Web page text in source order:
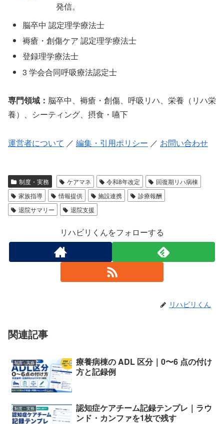
発信。
脳卒中 認定理学療法士
褥瘡・創傷ケア 認定理学療法士
登録理学療法士
3 学会合同呼吸療法認定士
専門領域： 脳卒中、褥瘡・創傷、呼吸リハ、栄養（リハ栄
養）、シーティング、摂食・嚥下
運営者について ／ 編集・引用ポリシー ／ お問い合わせ
制度・実務 ケアマネ 令和8年改定
回復期リハ病棟
家族指導
情報提供 施設連携
診療報酬
退院サマリー
退院支援
リハビリくんをフォローする
リハビリくん
関連記事
制度・実務
療養病棟の ADL 区分｜0〜6 点の付け
方と記録例
制度・実務
認知症ケアチーム記録テンプレ｜ラウ
ンド・カンファを1枚で残す